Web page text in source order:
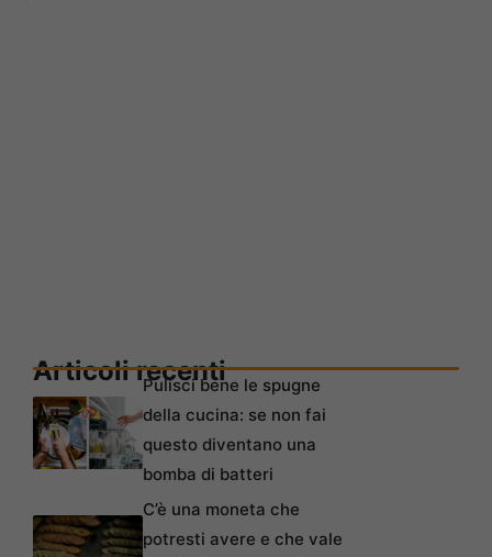
Articoli recentiPulisci bene le spugne
della cucina: se non fai
questo diventano una
bomba di batteri
C’è una moneta che
potresti avere e che vale